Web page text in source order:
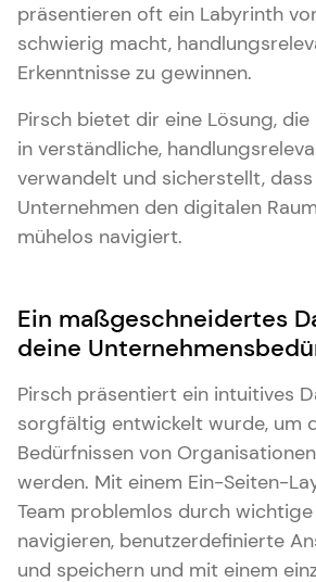
präsentieren oft ein Labyrinth
schwierig macht,
Erkenntnisse zu gewinnen.
Pirsch bietet dir eine Lösung,
in verständliche,
verwandelt und sicherstellt,
Unternehmen den digitalen
mühelos navigiert.
Ein maßgeschneidertes
deine
Pirsch präsentiert ein intuitives
sorgfältig entwickelt wurde, um
Bedürfnissen von
werden. Mit einem Ein-Seiten-
Team problemlos durch
navigieren, benutzerdefinierte
und speichern und mit einem